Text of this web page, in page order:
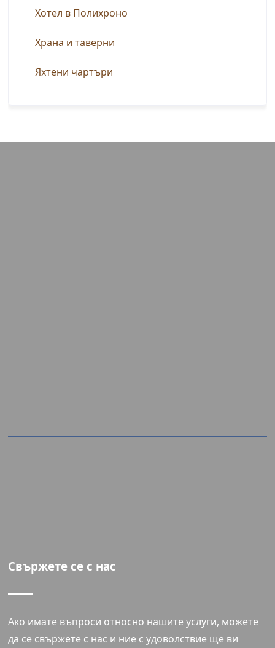
Хотел в Полихроно
Храна и таверни
Яхтени чартъри
Свържете се с нас
Ако имате въпроси относно нашите услуги, можете
да се свържете с нас и ние с удоволствие ще ви